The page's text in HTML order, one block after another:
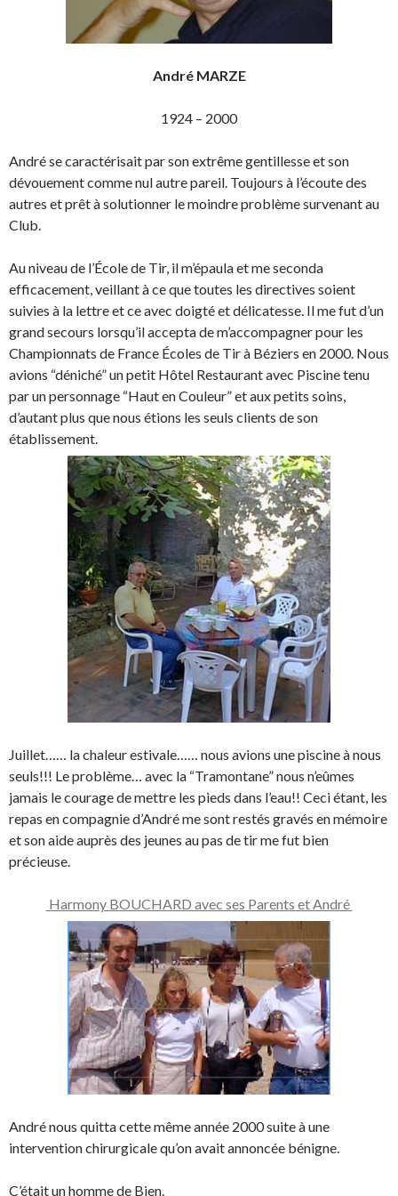
André MARZE
1924 – 2000
André se caractérisait par son extrême gentillesse et son
dévouement comme nul autre pareil. Toujours à l’écoute des
autres et prêt à solutionner le moindre problème survenant au
Club.
Au niveau de l’École de Tir, il m’épaula et me seconda
efficacement, veillant à ce que toutes les directives soient
suivies à la lettre et ce avec doigté et délicatesse. Il me fut d’un
grand secours lorsqu’il accepta de m’accompagner pour les
Championnats de France Écoles de Tir à Béziers en 2000. Nous
avions “déniché” un petit Hôtel Restaurant avec Piscine tenu
par un personnage “Haut en Couleur” et aux petits soins,
d’autant plus que nous étions les seuls clients de son
établissement.
Juillet…… la chaleur estivale…… nous avions une piscine à nous
seuls!!! Le problème… avec la “Tramontane” nous n’eûmes
jamais le courage de mettre les pieds dans l’eau!! Ceci étant, les
repas en compagnie d’André me sont restés gravés en mémoire
et son aide auprès des jeunes au pas de tir me fut bien
précieuse.
Harmony BOUCHARD avec ses Parents et André
André nous quitta cette même année 2000 suite à une
intervention chirurgicale qu’on avait annoncée bénigne.
C’était un homme de Bien.